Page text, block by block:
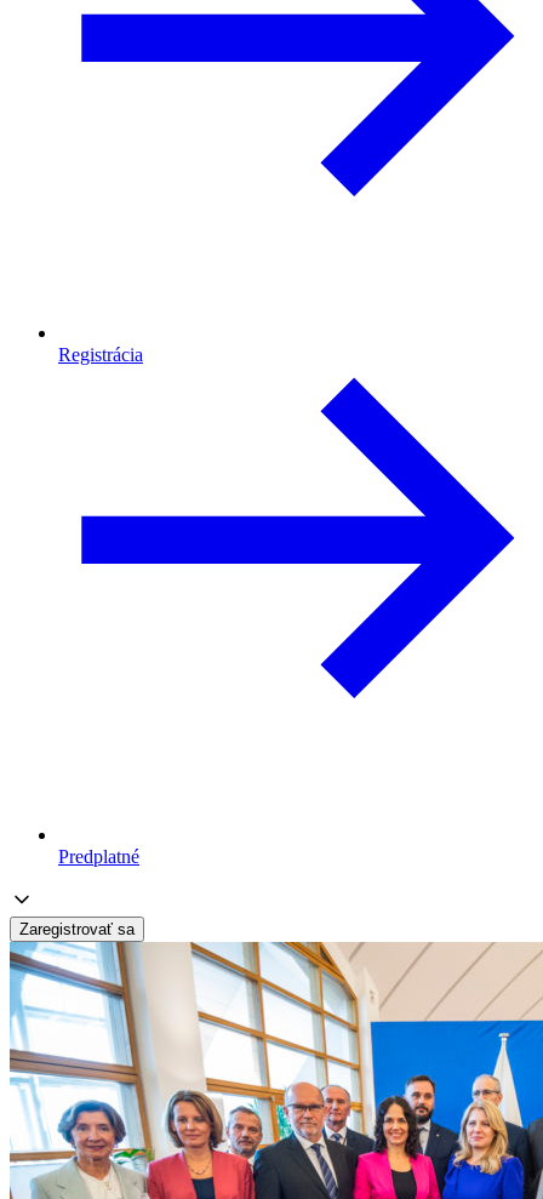
Registrácia
Predplatné
Zaregistrovať sa